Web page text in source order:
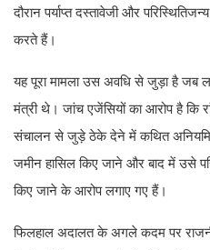
दौरान पर्याप्त दस्तावेजी और
करते हैं।
यह पूरा मामला उस अवधि से जुड़ा है जब
मंत्री थे। जांच एजेंसियों का आरोप है कि
संचालन से जुड़े ठेके देने में कथित
जमीन हासिल किए जाने और बाद में उसे
किए जाने के आरोप लगाए गए हैं।
फिलहाल अदालत के अगले कदम पर